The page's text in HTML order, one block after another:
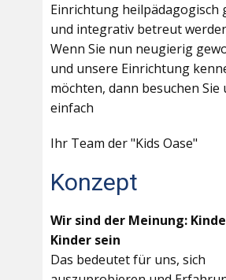
Einrichtung heilpädagogisch
und integrativ betreut
Wenn Sie nun neugierig
und unsere Einrichtung
möchten, dann besuchen Sie
einfach
Ihr Team der "Kids Oase"
Konzept
Wir sind der Meinung:
Kinder sein
Das bedeutet für uns, sich